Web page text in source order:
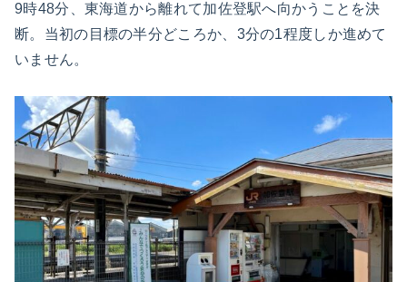
9時48分、東海道から離れて加佐登駅へ向かうことを決
断。当初の目標の半分どころか、3分の1程度しか進めて
いません。